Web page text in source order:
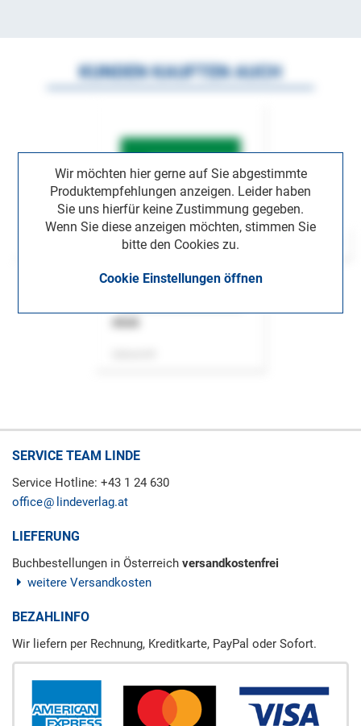
Wir möchten hier gerne auf Sie abgestimmte
Produktempfehlungen anzeigen. Leider haben
Sie uns hierfür keine Zustimmung gegeben.
Wenn Sie diese anzeigen möchten, stimmen Sie
bitte den Cookies zu.
Cookie Einstellungen öffnen
KUNDEN KAUFTEN AUCH
ASok
SERVICE TEAM LINDE
Service Hotline: +43 1 24 630
office
lindeverlag.at
LIEFERUNG
Buchbestellungen in Österreich versandkostenfrei
weitere Versandkosten
BEZAHLINFO
Wir liefern per Rechnung, Kreditkarte, PayPal oder Sofort.